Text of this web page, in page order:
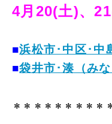
4月20(土)、
■浜松市･中区･中
■袋井市･湊（み
＊＊＊＊＊＊＊＊＊